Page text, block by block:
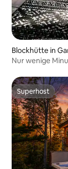
Blockhütte in
Nur wenige
Superhost
Superhost